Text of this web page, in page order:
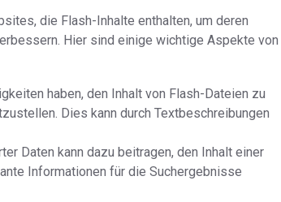
die Flash-Inhalte enthalten, um deren
Hier sind einige wichtige Aspekte von
haben, den Inhalt von Flash-Dateien zu
Dies kann durch Textbeschreibungen
Daten kann dazu beitragen, den Inhalt einer
Informationen für die Suchergebnisse